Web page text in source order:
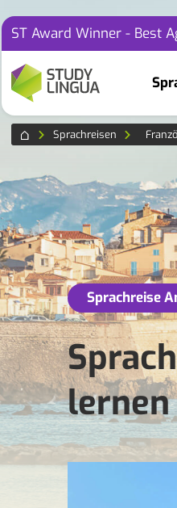
ST Award Winner - Best
Sprachreisen
Sprachreise
lernen